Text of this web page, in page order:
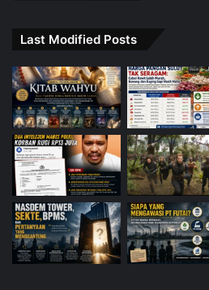
Last Modified Posts